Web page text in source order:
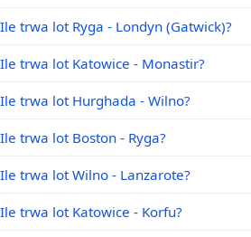
Ile trwa lot Ryga - Londyn (Gatwick)?
Ile trwa lot Katowice - Monastir?
Ile trwa lot Hurghada - Wilno?
Ile trwa lot Boston - Ryga?
Ile trwa lot Wilno - Lanzarote?
Ile trwa lot Katowice - Korfu?